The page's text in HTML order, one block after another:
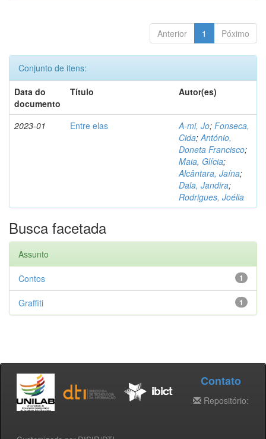
Anterior 1 Póximo
Conjunto de itens:
Data do
documento
Título Autor(es)
2023-01 Entre elas A-mi, Jo; Fonseca,
Cida;António,
Doneta Francisco;
Maia, Glícia;
Alcântara, Jaína;
Dala, Jandira;
Rodrigues, Joélia
Busca facetada
Assunto
1
Contos
1
Graffiti
Contato
Repositório: